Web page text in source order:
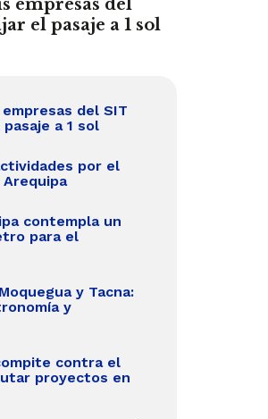
empresas del
el pasaje a 1 sol
del SIT
a 1 sol
por el
contempla un
para el
y Tacna:
y
contra el
proyectos en